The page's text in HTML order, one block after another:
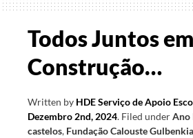
Todos Juntos em
Construção…
Written by HDE Serviço de Apoio
Dezembro 2nd, 2024. Filed underAno
castelos, Fundação Calouste